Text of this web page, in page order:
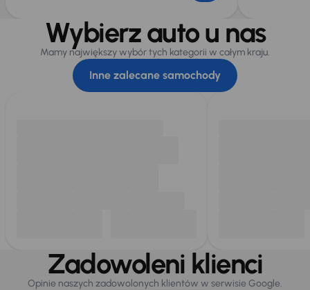
Wybierz auto u nas
Mamy największy wybór tych kategorii w całym kraju.
Inne zalecane samochody
Zadowoleni klienci
Opinie naszych zadowolonych klientów w serwisie Google.